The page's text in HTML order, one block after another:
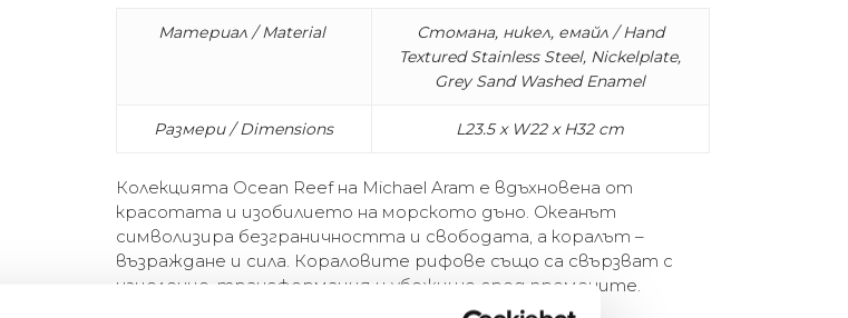
Материал / Material
Стомана, никел, емайл / Hand
Textured Stainless Steel, Nickelplate,
Grey Sand Washed Enamel
Размери / Dimensions L23.5 x W22 x H32 cm
Колекцията Ocean Reef на Michael Aram е вдъхновена от
красотата и изобилието на морското дъно. Океанът
символизира безграничността и свободата, а коралът –
възраждане и сила. Кораловите рифове също са свързват с
изцеление, трансформация и убежище сред промените.